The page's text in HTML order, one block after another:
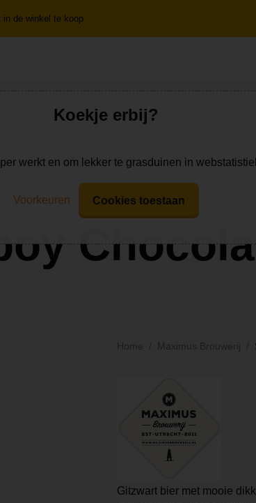
in de winkel te koop
Home Maximus Brouwerij
Gitzwart bier met mooie
Koekje erbij?
werkt en om lekker te grasduinen in
Voorkeuren Cookies toestaan